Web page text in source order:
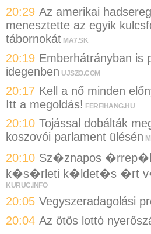
20:29 Az amerikai
menesztette az egyik
tábornokát MA7.SK
20:19 Emberhátrányban is
idegenben UJSZO.COM
20:17 Kell a nő minden
Itt a megoldás! FERFIHANG.HU
20:10 Tojással dobálták
koszovói parlament ülésén
20:10 Sz�znapos
k�s�rleti k�ldet�s �rt
KURUC.INFO
20:05 Vegyszeradagolási
20:04 Az ötös lottó